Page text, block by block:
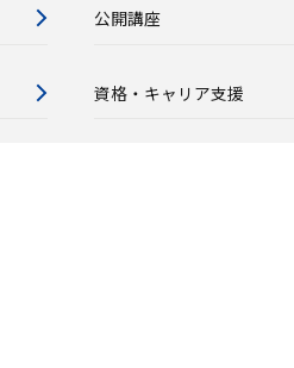
公開講座
資格・キャリア支援